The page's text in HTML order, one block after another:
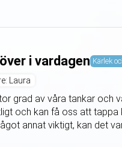
i vardagen Kärlek
Laura
grad av våra tankar och
och kan få oss att tappa
annat viktigt, kan det